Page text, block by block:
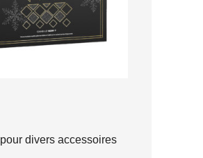
pour divers accessoires